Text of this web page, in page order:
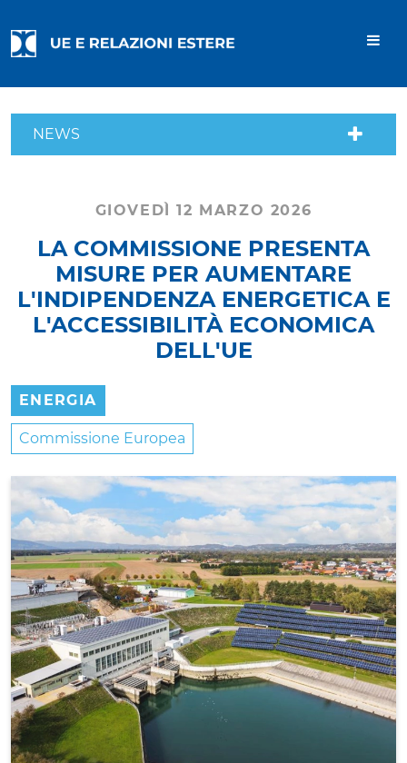
NEWS
GIOVEDÌ 12 MARZO 2026
LA COMMISSIONE PRESENTA
MISURE PER AUMENTARE
L'INDIPENDENZA ENERGETICA E
L'ACCESSIBILITÀ ECONOMICA
DELL'UE
ENERGIA
Commissione Europea